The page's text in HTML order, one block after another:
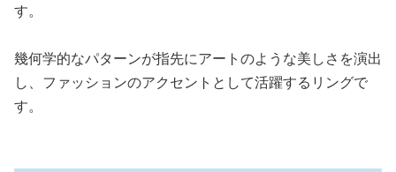
す。
幾何学的なパターンが指先にアートのような美しさを演出
し、ファッションのアクセントとして活躍するリングで
す。